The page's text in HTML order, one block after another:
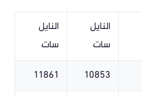
النايل
سات
النايل
سات
10853
11861